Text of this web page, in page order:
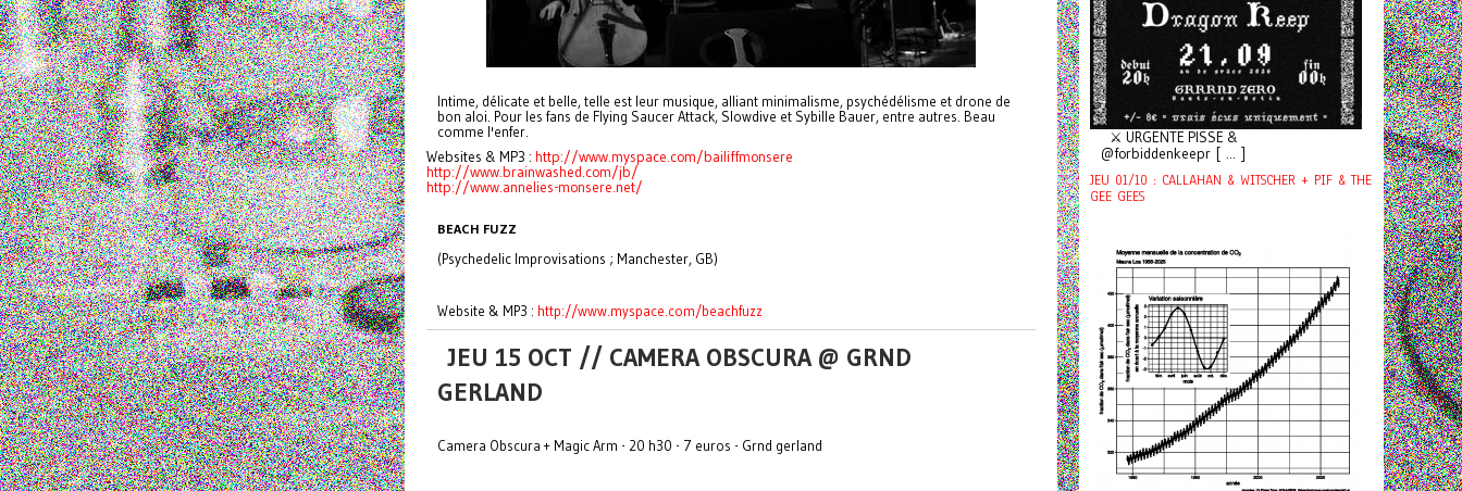
Intime, délicate et belle, telle est leur musique, alliant minimalisme, psychédélisme et drone de
bon aloi. Pour les fans de Flying Saucer Attack, Slowdive et Sybille Bauer, entre autres. Beau
comme l'enfer.
Websites & MP3 : http://www.myspace.com/bailiffmonsere
http://www.brainwashed.com/jb/
http://www.annelies-monsere.net/
BEACH FUZZ
(Psychedelic Improvisations ; Manchester, GB)
Website & MP3 : http://www.myspace.com/beachfuzz
JEU 15 OCT // CAMERA OBSCURA @ GRND
GERLAND
Camera Obscura + Magic Arm - 20 h30 - 7 euros - Grnd gerland
⚔️ URGENTE PISSE &
@forbiddenkeepr [ ... ]
JEU 01/10 : CALLAHAN & WITSCHER + PIF & THE
GEE GEES